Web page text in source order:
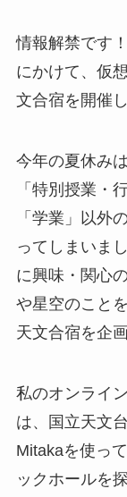
情報解禁です
にかけて、仮
文合宿を開催し
今年の夏休み
「特別授業・
「学業」以外
ってしまいま
に興味・関心
や星空のこと
天文合宿を企
私のオンライ
は、国立天文
Mitakaを使っ
ックホールを